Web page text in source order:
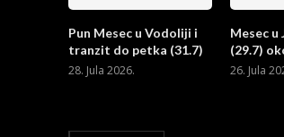
Pun Mesec u Vodoliji i
tranzit do petka (31.7)
28. Jula 2026.
Mesec u
(29.7)
26. Jula